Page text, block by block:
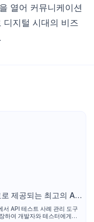
열어 커뮤니케이션
디지털 시대의 비즈
제공되는 최고의 API
케이스 관리 도구
서 API 테스트 사례 관리 도구
하여 개발자와 테스터에게